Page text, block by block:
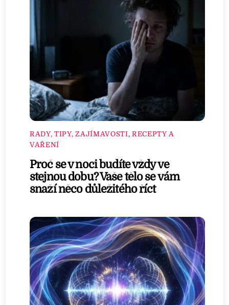
RADY, TIPY, ZAJÍMAVOSTI, RECEPTY A
VAŘENÍ
Proč se v noci budíte vždy ve
stejnou dobu? Vaše tělo se vám
snaží něco důležitého říct